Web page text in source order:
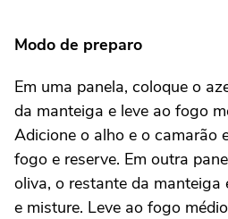
Modo de preparo
Em uma panela, coloque o
da manteiga e leve ao fogo
Adicione o alho e o camarão
fogo e reserve. Em outra
oliva, o restante da
e misture. Leve ao fogo